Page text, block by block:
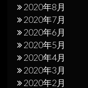
2020年8月
2020年7月
2020年6月
2020年5月
2020年4月
2020年3月
2020年2月